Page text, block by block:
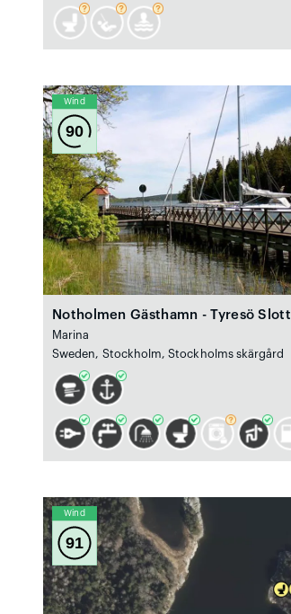
Wind
90
Notholmen Gästhamn - Tyresö Slott
Marina
Sweden, Stockholm, Stockholms skärgård
Wind
91